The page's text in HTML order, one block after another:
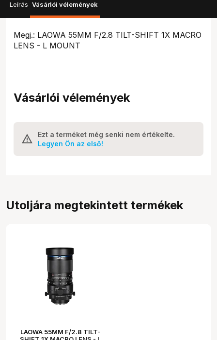
Leírás Vásárlói vélemények
Megj.: LAOWA 55MM F/2.8 TILT-SHIFT 1X MACRO
LENS - L MOUNT
Vásárlói vélemények
Ezt a terméket még senki nem értékelte.
Legyen Ön az első!
Utoljára megtekintett termékek
LAOWA 55MM F/2.8 TILT-